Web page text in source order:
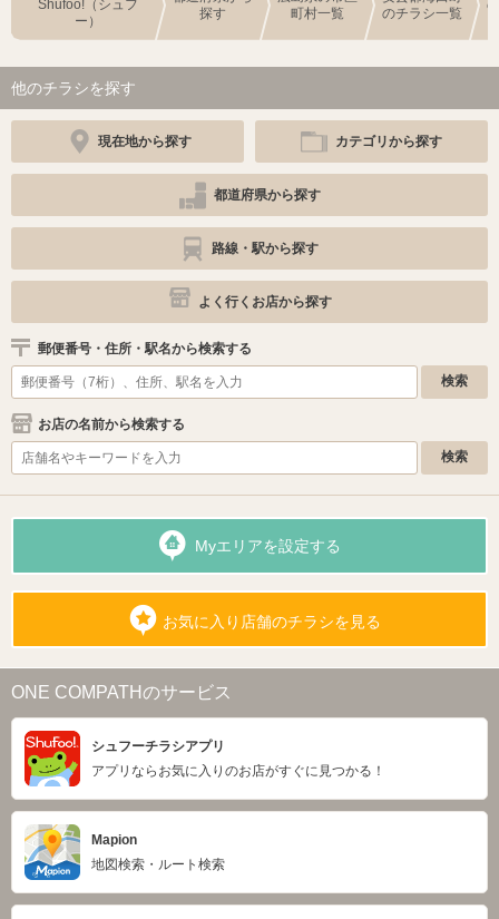
Shufoo!（シュフ
ー）
探す
町村一覧
のチラシ一覧
他のチラシを探す
現在地から探す カテゴリから探す
都道府県から探す
路線・駅から探す
よく行くお店から探す
郵便番号・住所・駅名から検索する
お店の名前から検索する
Myエリアを設定する
お気に入り店舗のチラシを見る
ONE COMPATHのサービス
シュフーチラシアプリ
アプリならお気に入りのお店がすぐに見つかる！
Mapion
地図検索・ルート検索